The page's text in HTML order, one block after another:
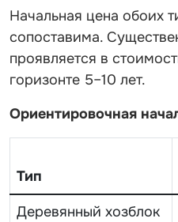
Начальная цена обоих
сопоставима.
проявляется в
горизонте 5–10 лет.
Ориентировочная
Тип
Деревянный хозблок